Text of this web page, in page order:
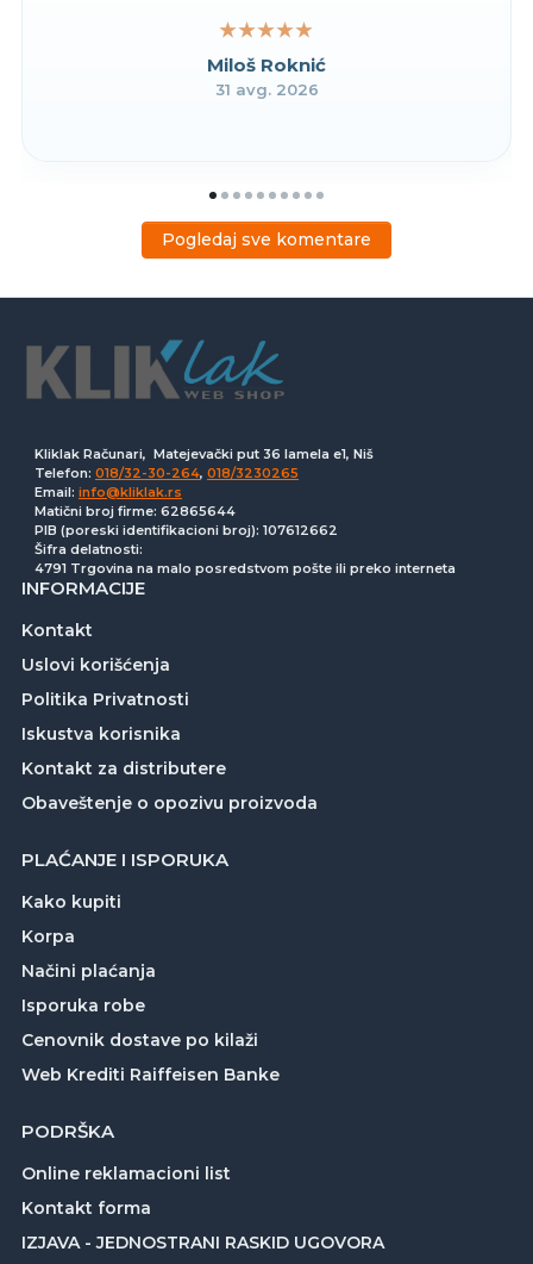
★★★★★
★★★★★
Miloš Roknić
31 avg. 2026
Pogledaj sve komentare
Kliklak Računari, Matejevački put 36 lamela e1, Niš
Telefon: 018/32-30-264, 018/3230265
Email: info@kliklak.rs
Matični broj firme: 62865644
PIB (poreski identifikacioni broj): 107612662
Šifra delatnosti:
4791 Trgovina na malo posredstvom pošte ili preko interneta
INFORMACIJE
Kontakt
Uslovi korišćenja
Politika Privatnosti
Iskustva korisnika
Kontakt za distributere
Obaveštenje o opozivu proizvoda
PLAĆANJE I ISPORUKA
Kako kupiti
Korpa
Načini plaćanja
Isporuka robe
Cenovnik dostave po kilaži
Web Krediti Raiffeisen Banke
PODRŠKA
Online reklamacioni list
Kontakt forma
IZJAVA - JEDNOSTRANI RASKID UGOVORA